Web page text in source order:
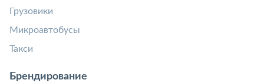
Грузовики
Микроавтобусы
Такси
Брендирование